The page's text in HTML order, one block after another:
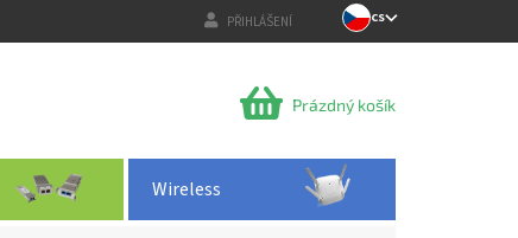
PŘIHLÁŠENÍ CS
NÁKUPNÍ
Prázdný košík
Wireless